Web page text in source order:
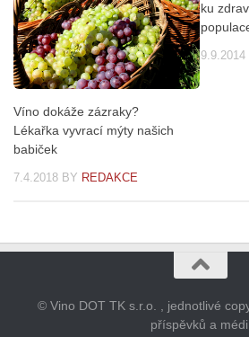
Víno dokáže zázraky?
Lékařka vyvrací mýty našich
babiček
7.4.2018 BY REDAKCE
ku
9.9.2014
© Vino DOT TK s.r.o. , jednotlivé
příspěvků a